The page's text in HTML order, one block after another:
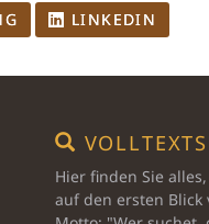
LINKEDIN
Hier finden Sie
auf den ersten Blick